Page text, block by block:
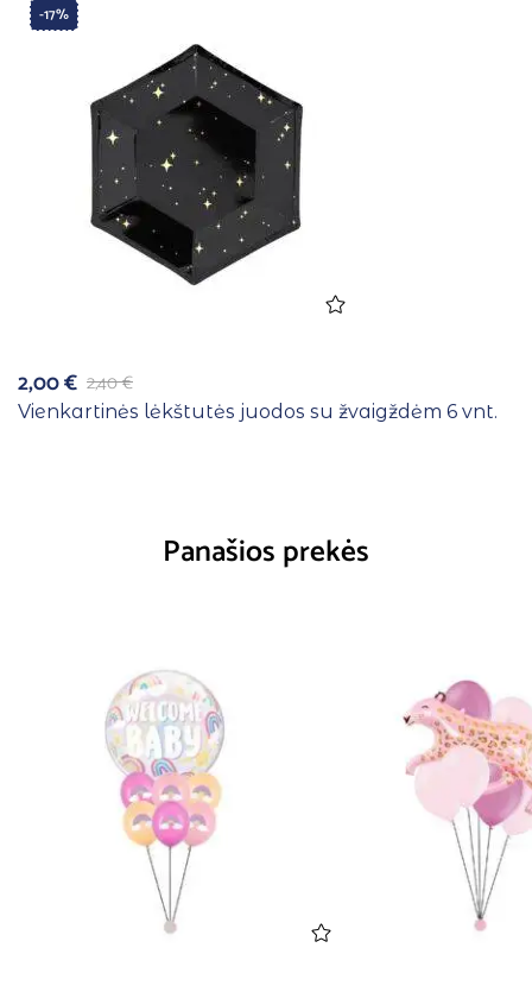
-17%
2,40€
2,00€
Vienkartinės lėkštutės juodos su žvaigždėm 6 vnt.
Panašios prekės